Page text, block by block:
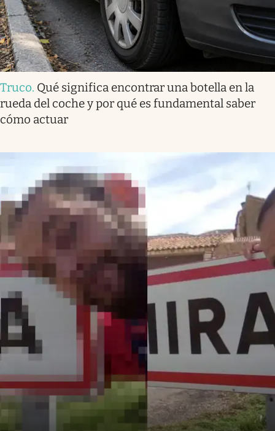
Truco. Qué significa encontrar una botella en la
rueda del coche y por qué es fundamental saber
cómo actuar